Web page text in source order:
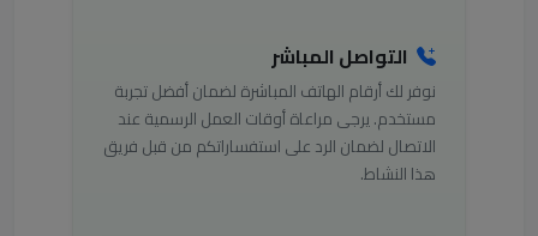
التواصل المباشر
نوفر لك أرقام الهاتف المباشرة لضمان أفضل تجربة
مستخدم. يرجى مراعاة أوقات العمل الرسمية عند
الاتصال لضمان الرد على استفساراتكم من قبل فريق
هذا النشاط.